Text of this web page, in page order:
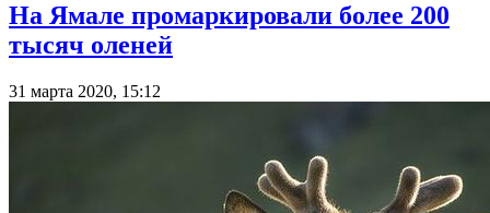
На Ямале промаркировали более 200
тысяч оленей
31 марта 2020, 15:12